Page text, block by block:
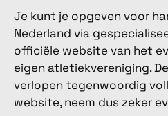
Je kunt je opgeven voor
Nederland via
officiële website van het
eigen atletiekvereniging.
verlopen tegenwoordig
website, neem dus zeker